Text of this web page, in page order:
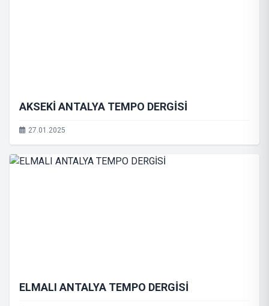
AKSEKİ ANTALYA TEMPO DERGİSİ
27.01.2025
ELMALI ANTALYA TEMPO DERGİSİ